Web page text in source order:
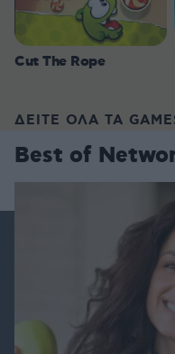
Cut The Rope
ΔΕΙΤΕ ΟΛΑ ΤΑ
Best of